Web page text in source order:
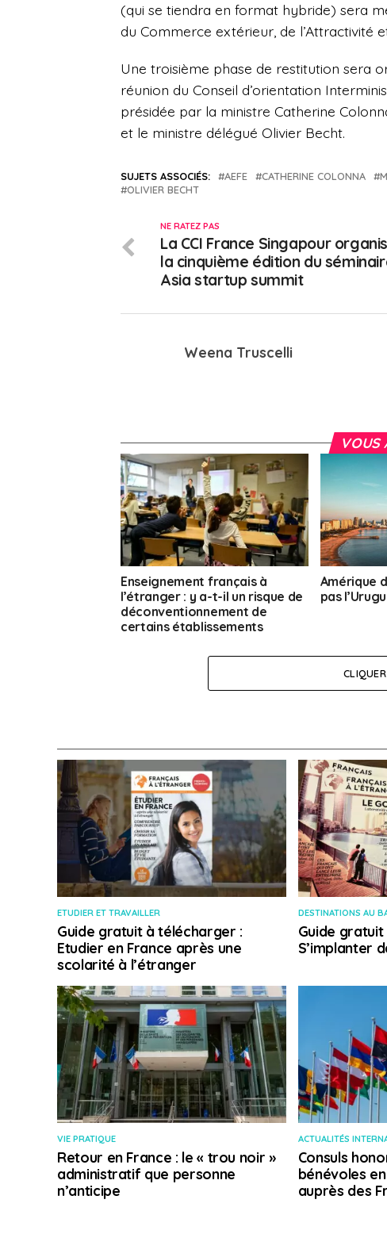
(qui se tiendra en format hybride) sera
du Commerce extérieur, de l’Attractivité
Une troisième phase de restitution sera
réunion du Conseil d’orientation
présidée par la ministre Catherine
et le ministre délégué Olivier Becht.
SUJETS ASSOCIÉS: AEFE CATHERINE COLONNA
OLIVIER BECHT
NE RATEZ PAS
La CCI France Singapour
la cinquième édition du
Asia startup summit
Weena Truscelli
VOUS
Enseignement français à
l’étranger : y a-t-il un risque de
déconventionnement de
certains établissements
Amérique
pas
ETUDIER ET TRAVAILLER
Guide gratuit à télécharger :
Etudier en France après une
scolarité à l’étranger
DESTINATIONS AU
Guide
S’implanter
VIE PRATIQUE
Retour en France : le « trou noir »
administratif que personne
n’anticipe
ACTUALITÉS
Consuls
bénévoles
auprès des